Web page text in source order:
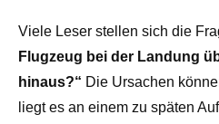
Viele Leser stellen sich die
Flugzeug bei der Landung
hinaus?“ Die Ursachen
liegt es an einem zu späten